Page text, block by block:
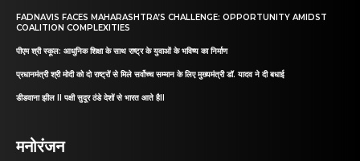
FADNAVIS FACES MAHARASHTRA’S CHALLENGE: OPPORTUNITY AMIDST
COALITION COMPLEXITIES
पीएम श्री स्कूल: आधुनिक शिक्षा के साथ राष्ट्र के युवाओं के भविष्य का निर्माण
प्रधानमंत्री श्री मोदी को दो राष्ट्रों से मिले सर्वोच्च सम्मान के लिए मुख्यमंत्री डॉ. यादव ने दी बधाई
डीडवाना झील II पक्षी सुदूर ठंडे देशों से भारत आते हैII
मनोरंजन